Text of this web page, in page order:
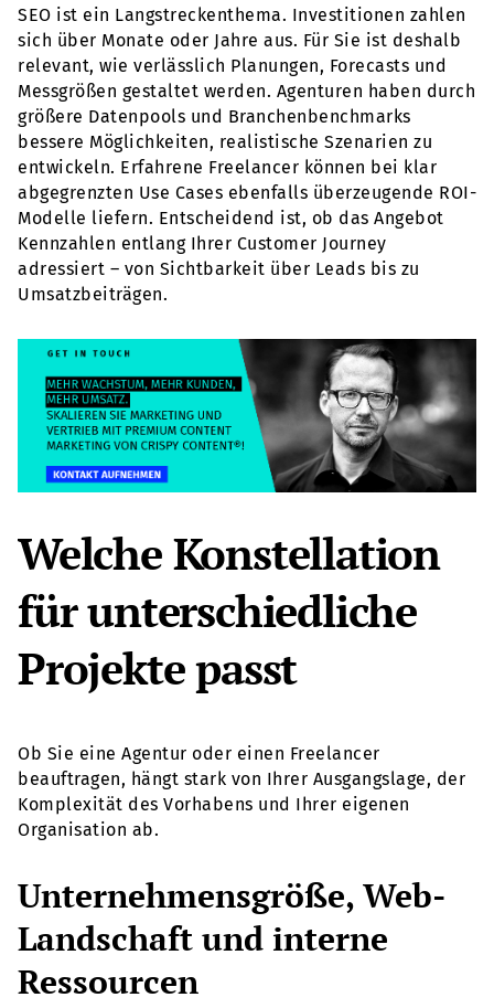
SEO ist ein Langstreckenthema. Investitionen zahlen
sich über Monate oder Jahre aus. Für Sie ist deshalb
relevant, wie verlässlich Planungen, Forecasts und
Messgrößen gestaltet werden. Agenturen haben durch
größere Datenpools und Branchenbenchmarks
bessere Möglichkeiten, realistische Szenarien zu
entwickeln. Erfahrene Freelancer können bei klar
abgegrenzten Use Cases ebenfalls überzeugende ROI-
Modelle liefern. Entscheidend ist, ob das Angebot
Kennzahlen entlang Ihrer Customer Journey
adressiert – von Sichtbarkeit über Leads bis zu
Umsatzbeiträgen.
Welche Konstellation
für unterschiedliche
Projekte passt
Ob Sie eine Agentur oder einen Freelancer
beauftragen, hängt stark von Ihrer Ausgangslage, der
Komplexität des Vorhabens und Ihrer eigenen
Organisation ab.
Unternehmensgröße, Web-
Landschaft und interne
Ressourcen